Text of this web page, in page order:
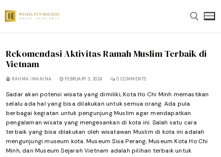
content
Search for:
Rekomendasi Aktivitas Ramah Muslim Terbaik di
Vietnam
RAHMA IMANINA FEBRUARY 3, 2024 0 COMMENTS
Sadar akan potensi wisata yang dimiliki, Kota Ho Chi Minh memastikan
selalu ada hal yang bisa dilakukan untuk semua orang. Ada pula
berbagai kegiatan untuk pengunjung Muslim agar mendapatkan
pengalaman wisata yang mengesankan di kota ini. Salah satu cara
terbaik yang bisa dilakukan oleh wisatawan Muslim di kota ini adalah
mengunjungi museum kota. Museum Sisa Perang, Museum Kota Ho Chi
Minh, dan Museum Sejarah Vietnam adalah pilihan terbaik untuk